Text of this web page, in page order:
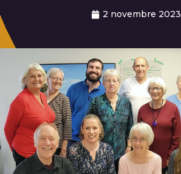
2 novembre 2023